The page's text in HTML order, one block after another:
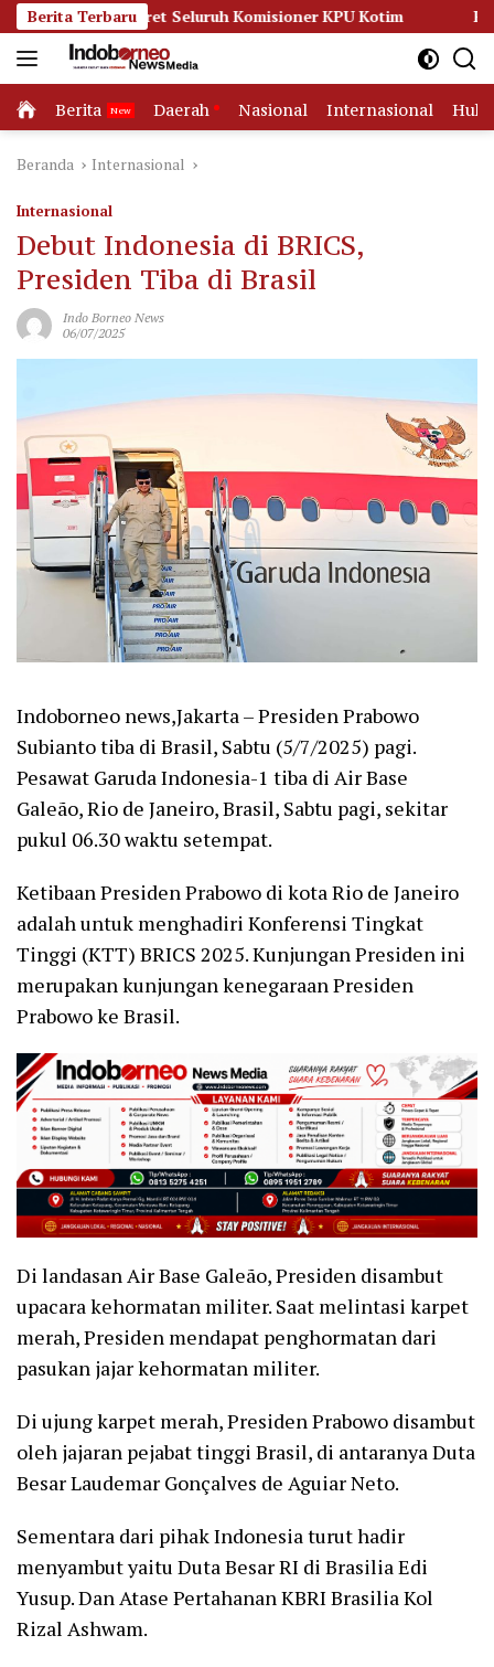
Langsung
ke
konten
Berita Terbaru
Seluruh Komisioner KPU Kotim Persidangan
Home
Berita Daerah Nasional Internasional
Beranda Internasional
Internasional
Debut Indonesia di BRICS,
Presiden Tiba di Brasil
Indo Borneo News
06/07/2025
Indoborneo news,Jakarta – Presiden Prabowo
Subianto tiba di Brasil, Sabtu (5/7/2025) pagi.
Pesawat Garuda Indonesia-1 tiba di Air Base
Galeão, Rio de Janeiro, Brasil, Sabtu pagi, sekitar
pukul 06.30 waktu setempat.
Ketibaan Presiden Prabowo di kota Rio de Janeiro
adalah untuk menghadiri Konferensi Tingkat
Tinggi (KTT) BRICS 2025. Kunjungan Presiden ini
merupakan kunjungan kenegaraan Presiden
Prabowo ke Brasil.
Di landasan Air Base Galeão, Presiden disambut
upacara kehormatan militer. Saat melintasi karpet
merah, Presiden mendapat penghormatan dari
pasukan jajar kehormatan militer.
Di ujung karpet merah, Presiden Prabowo disambut
oleh jajaran pejabat tinggi Brasil, di antaranya Duta
Besar Laudemar Gonçalves de Aguiar Neto.
Sementara dari pihak Indonesia turut hadir
menyambut yaitu Duta Besar RI di Brasilia Edi
Yusup. Dan Atase Pertahanan KBRI Brasilia Kol
Rizal Ashwam.